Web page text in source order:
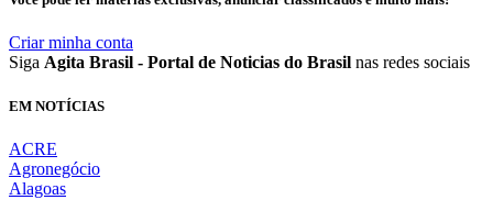
Criar minha conta
Siga Agita Brasil - Portal de Noticias do Brasil nas redes sociais
EM NOTÍCIAS
ACRE
Agronegócio
Alagoas